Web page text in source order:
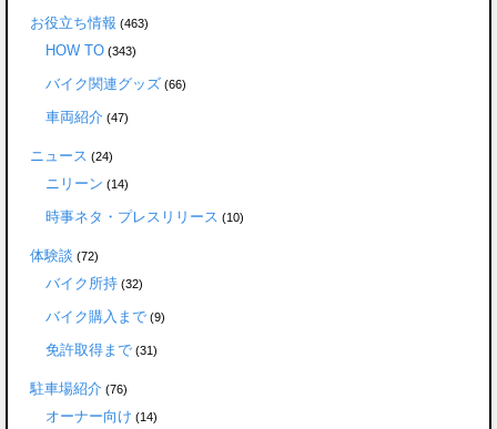
お役立ち情報 (463)
HOW TO (343)
バイク関連グッズ (66)
車両紹介 (47)
ニュース (24)
ニリーン (14)
時事ネタ・プレスリリース (10)
体験談 (72)
バイク所持 (32)
バイク購入まで (9)
免許取得まで (31)
駐車場紹介 (76)
オーナー向け (14)